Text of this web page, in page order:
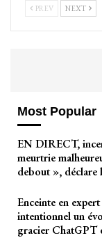
PREV NEXT
Most Popular
EN DIRECT,
meurtrie
debout », déclare
Enceinte en
intentionnel un
gracier ChatGPT